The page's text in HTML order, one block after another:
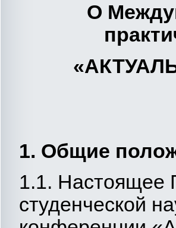
О
1. Общие
1.1. Настоящее
студенческой